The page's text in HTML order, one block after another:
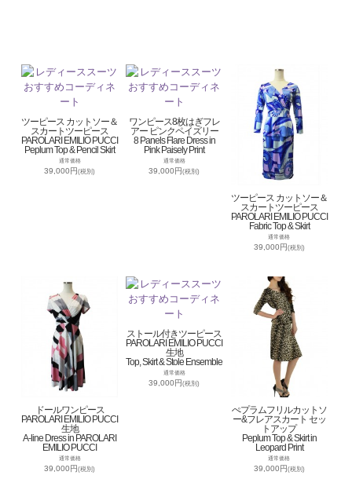
ツーピース カットソー＆
スカートツーピース
PAROLARI EMILIO PUCCI
Peplum Top & Pencil Skirt
通常価格
39,000円(税別)
ワンピース8枚はぎフレ
アー ピンクペイズリー
8 Panels Flare Dress in
Pink Paisely Print
通常価格
39,000円(税別)
ツーピース カットソー＆
スカートツーピース
PAROLARI EMILIO PUCCI
Fabric Top & Skirt
通常価格
39,000円(税別)
ドールワンピース
PAROLARI EMILIO PUCCI
生地
A-line Dress in PAROLARI
EMILIO PUCCI
通常価格
39,000円(税別)
ストール付きツーピース
PAROLARI EMILIO PUCCI
生地
Top, Skirt & Stole Ensemble
通常価格
39,000円(税別)
ぺプラムフリルカットソ
ー&フレアスカート セッ
トアップ
Peplum Top & Skirt in
Leopard Print
通常価格
39,000円(税別)